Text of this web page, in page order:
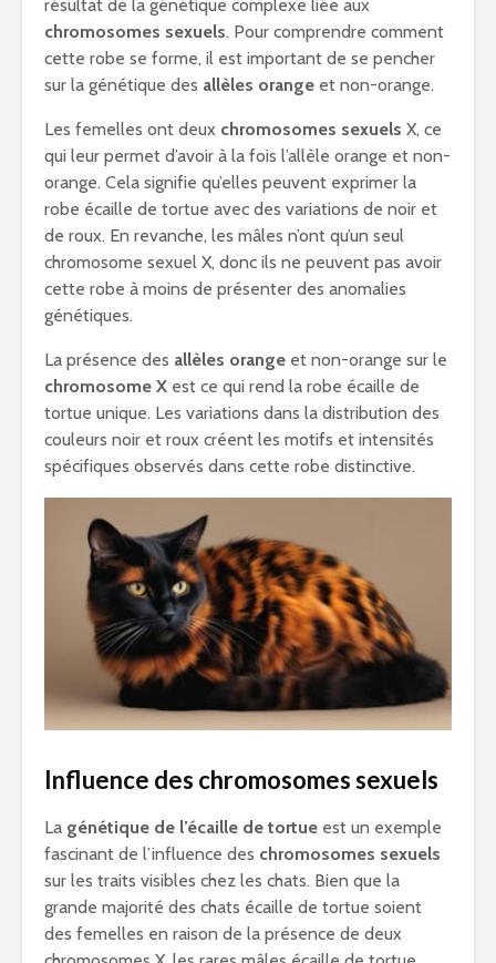
résultat de la génétique complexe liée aux
chromosomes sexuels. Pour comprendre comment
cette robe se forme, il est important de se pencher
sur la génétique des allèles orange et non-orange.
Les femelles ont deux chromosomes sexuels X, ce
qui leur permet d’avoir à la fois l’allèle orange et non-
orange. Cela signifie qu’elles peuvent exprimer la
robe écaille de tortue avec des variations de noir et
de roux. En revanche, les mâles n’ont qu’un seul
chromosome sexuel X, donc ils ne peuvent pas avoir
cette robe à moins de présenter des anomalies
génétiques.
La présence des allèles orange et non-orange sur le
chromosome X est ce qui rend la robe écaille de
tortue unique. Les variations dans la distribution des
couleurs noir et roux créent les motifs et intensités
spécifiques observés dans cette robe distinctive.
Influence des chromosomes sexuels
La génétique de l’écaille de tortue est un exemple
fascinant de l’influence des chromosomes sexuels
sur les traits visibles chez les chats. Bien que la
grande majorité des chats écaille de tortue soient
des femelles en raison de la présence de deux